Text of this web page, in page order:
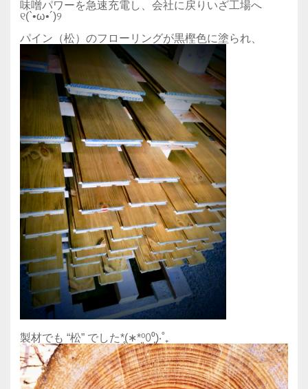
味噌パワーを急速充電し、会社に戻りいざ工場へ
୧(`•ω•´)୨
パイン（松）のフローリングが黒樫色に塗られ、
製材でも “松” でした*̥(∗︎*⁰͈꒨⁰͈)‧˚₊